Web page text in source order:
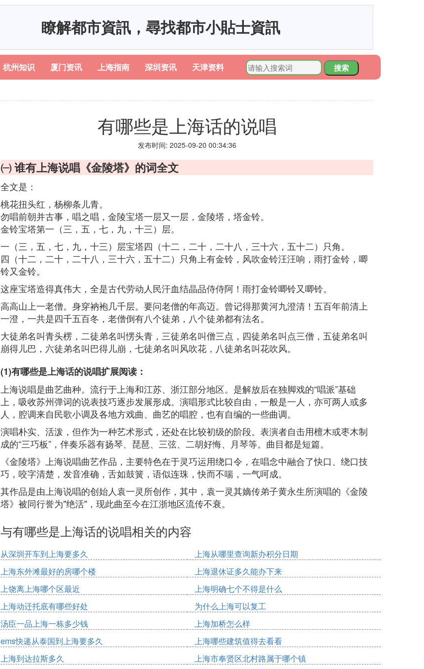
瞭解都市資訊，尋找都市小貼士資訊
杭州知识 厦门资讯 上海指南 深圳资讯 天津资料
搜索
有哪些是上海话的说唱
发布时间: 2025-09-20 00:34:36
㈠ 谁有上海说唱《金陵塔》的词全文
全文是：
桃花扭头红，杨柳条儿青。
勿唱前朝并古事，唱之唱，金陵宝塔一层又一层，金陵塔，塔金铃。
金铃宝塔第一（三，五，七，九，十三）层。
一（三，五，七，九，十三）层宝塔四（十二，二十，二十八，三十六，五十二）只角。
四（十二，二十，二十八，三十六，五十二）只角上有金铃，风吹金铃汪汪响，雨打金铃，唧
铃又金铃。
这座宝塔造得真伟大，全是古代劳动人民汗血结晶品侍侍阿！雨打金铃唧铃又唧铃。
高高山上一老僧。身穿衲袍几千层。要问老僧的年高迈。曾记得那黄河九澄清！五百年前清上
一澄，一共是四千五百冬，老僧倒有八个徒弟，八个徒弟都有法名。
大徒弟名叫青头楞，二徒弟名叫愣头青，三徒弟名叫僧三点，四徒弟名叫点三僧，五徒弟名叫
崩得儿巴，六徒弟名叫巴得儿崩，七徒弟名叫风吹花，八徒弟名叫花吹风。
(1)有哪些是上海话的说唱扩展阅读：
上海说唱是曲艺曲种。流行于上海和江苏、浙江部分地区。是解放后在独脚戏的“唱派”基础
上，吸收苏州弹词的说表技巧逐步发展形成。演唱形式比较自由，一般是一人，亦可两人或多
人，腔调来自民歌小调及各地方戏曲、曲艺的唱腔，也有自编的一些曲调。
演唱朴实、活泼，但作为一种艺术形式，还处在比较初级的阶段。表演者自击用檀木或枣木制
成的“三巧板”，伴奏乐器有扬琴、琵琶、三弦、二胡好悔、月琴等。曲目都是短篇。
《金陵塔》上海说唱曲艺作品，主要特色在于灵巧运用绕口令，在唱念中融合了快口、绕口技
巧，咬字清楚，发音准确，舌如鼓簧，语似连珠，快而不喘，一气呵成。
其作品是由上海说唱的创始人袁一灵所创作，其中，袁一灵其嫡传弟子黄永生所演唱的《金陵
塔》被同行誉为"绝活"，现此曲至今在江浙地区流传不衰。
与有哪些是上海话的说唱相关的内容
从深圳开车到上海要多久
上海从哪里查询新办积分日期
上海东外滩最好的房哪个楼
上海退休证多久能办下来
上饶离上海哪个区最近
上海明确七个不得是什么
上海动迁托底有哪些好处
为什么上海可以复工
汤臣一品上海一栋多少钱
上海加桥怎么样
ems快递从泰国到上海要多久
上海哪些建筑值得去看看
上海到达拉斯多久
上海市奉贤区北村路属于哪个镇